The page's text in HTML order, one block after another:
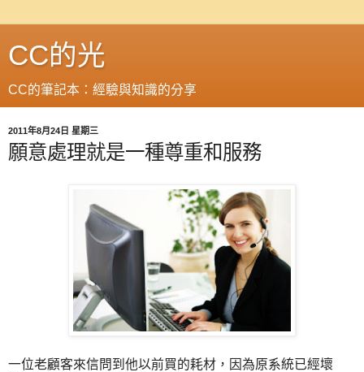
CC的光
CC的筆記本：經驗與知識的分享
2011年8月24日 星期三
願意處理就是一種尊重和服務
一位老顧客來信問到他以前買的耗材，因為原系統已經壞